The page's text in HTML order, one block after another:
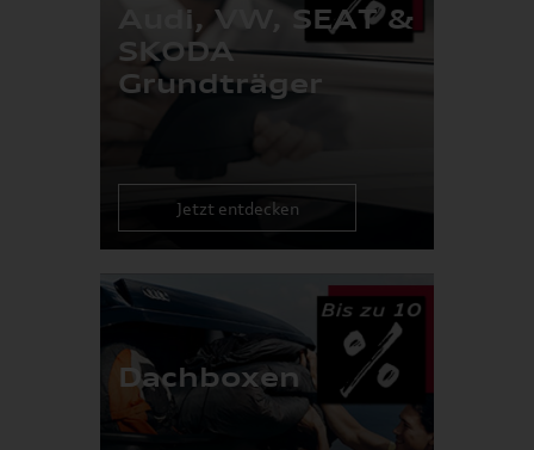
Audi, VW, SEAT &
SKODA
Grundträger
Jetzt entdecken
Dachboxen